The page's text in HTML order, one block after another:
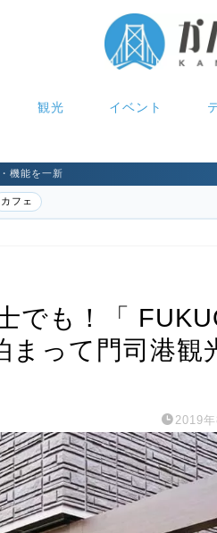
観光 イベント
機能を一新
カフェ
でも！「
まって門司港観
2019